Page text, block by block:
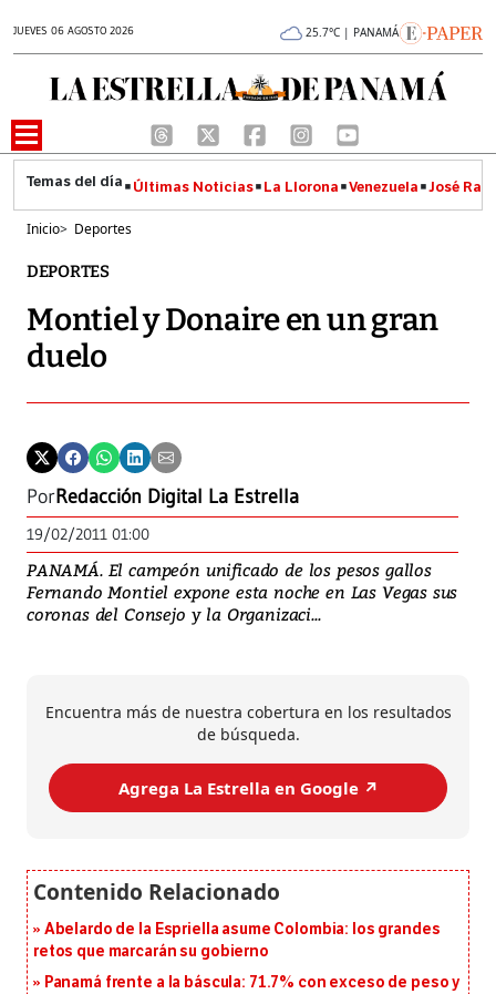
JUEVES 06 AGOSTO 2026 25.7°C | PANAMÁ
Últimas Noticias La Llorona Venezuela José
Inicio> Deportes
DEPORTES
Montiel y Donaire en un gran
duelo
PorRedacción Digital La Estrella
19/02/2011 01:00
PANAMÁ. El campeón unificado de los pesos gallos
Fernando Montiel expone esta noche en Las Vegas sus
coronas del Consejo y la Organizaci...
Encuentra más de nuestra cobertura en los resultados
de búsqueda.
Agrega La Estrella en Google ↗️
Abelardo de la Espriella asume Colombia: los grandes
retos que marcarán su gobierno
Panamá frente a la báscula: 71.7% con exceso de peso y